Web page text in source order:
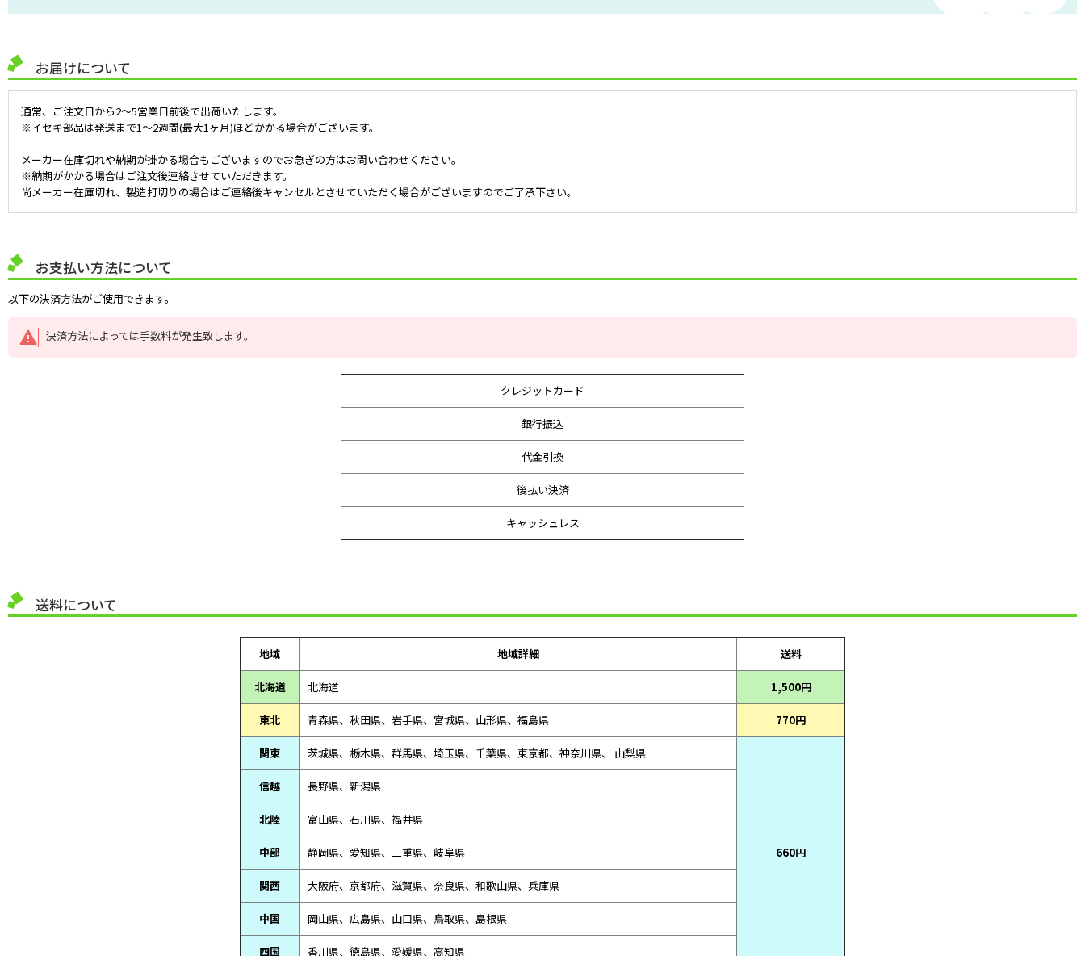
お届けについて
通常、ご注文日から2～5営業日前後で出荷いたします。
※イセキ部品は発送まで1～2週間(最大1ヶ月)ほどかかる場合がございます。
メーカー在庫切れや納期が掛かる場合もございますのでお急ぎの方はお問い合わせください。
※納期がかかる場合はご注文後連絡させていただきます。
尚メーカー在庫切れ、製造打切りの場合はご連絡後キャンセルとさせていただく場合がございますのでご了承下さい。
お支払い方法について
以下の決済方法がご使用できます。
決済方法によっては手数料が発生致します。
クレジットカード
銀行振込
代金引換
後払い決済
キャッシュレス
送料について
地域 地域詳細 送料
北海道 北海道 1,500円
東北 青森県、 秋田県、 岩手県、宮城県、山形県、福島県 770円
関東 茨城県、栃木県、群馬県、埼玉県、千葉県、東京都、神奈川県、 山梨県
660円
信越 長野県、新潟県
北陸 富山県、 石川県、 福井県
中部 静岡県、 愛知県、 三重県、 岐阜県
関西 大阪府、京都府、滋賀県、奈良県、和歌山県、兵庫県
中国 岡山県、広島県、山口県、鳥取県、島根県
四国 香川県、徳島県、愛媛県、高知県